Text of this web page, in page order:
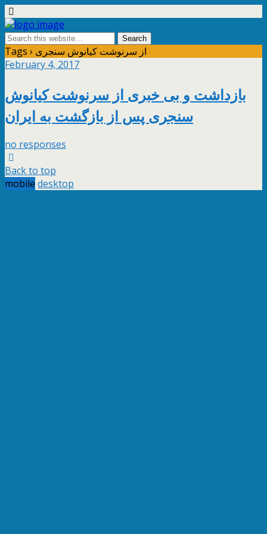
Tags › از سرنوشت کیانوش سنجری
February 4, 2017
بازداشت و بی خبری از سرنوشت کیانوش
سنجری پس از بازگشت به ایران
no responses
Back to top
mobile desktop